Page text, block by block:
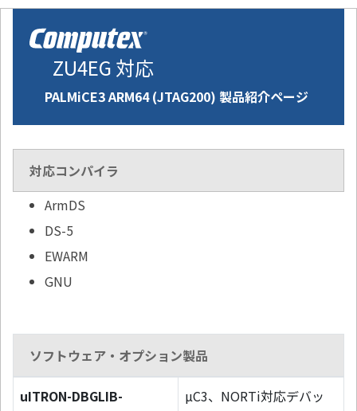
ZU4EG 対応
PALMiCE3 ARM64 (JTAG200) 製品紹介ページ
対応コンパイラ
ArmDS
DS-5
EWARM
GNU
ソフトウェア・オプション製品
uITRON-DBGLIB-
µC3、NORTi対応デバッ